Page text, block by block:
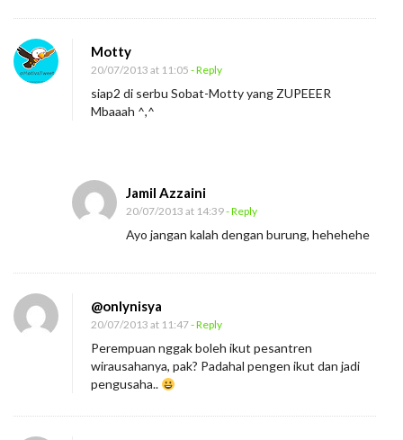
a
n
g
P
u
N
i
a
d
i
Motty
20/07/2013 at 11:05 - Reply
siap2 di serbu Sobat-Motty yang ZUPEEER
Mbaaah ^,^
Jamil Azzaini
20/07/2013 at 14:39- Reply
Ayo jangan kalah dengan burung, hehehehe
@onlynisya
20/07/2013 at 11:47- Reply
Perempuan nggak boleh ikut pesantren
wirausahanya, pak? Padahal pengen ikut dan jadi
pengusaha..